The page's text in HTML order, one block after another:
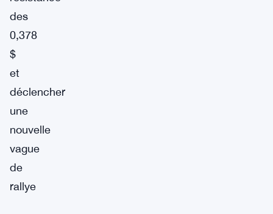
des
0,378
$
et
déclencher
une
nouvelle
vague
de
rallye